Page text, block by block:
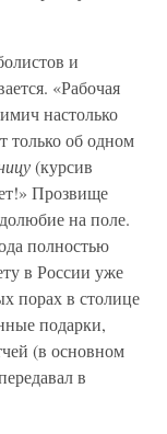
и
«Рабочая
настолько
только об одном
(курсив
Прозвище
на поле.
полностью
в России уже
порах в столице
подарки,
(в основном
в